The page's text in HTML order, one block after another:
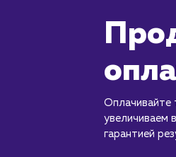
Оплачивайте
увеличиваем
гарантией